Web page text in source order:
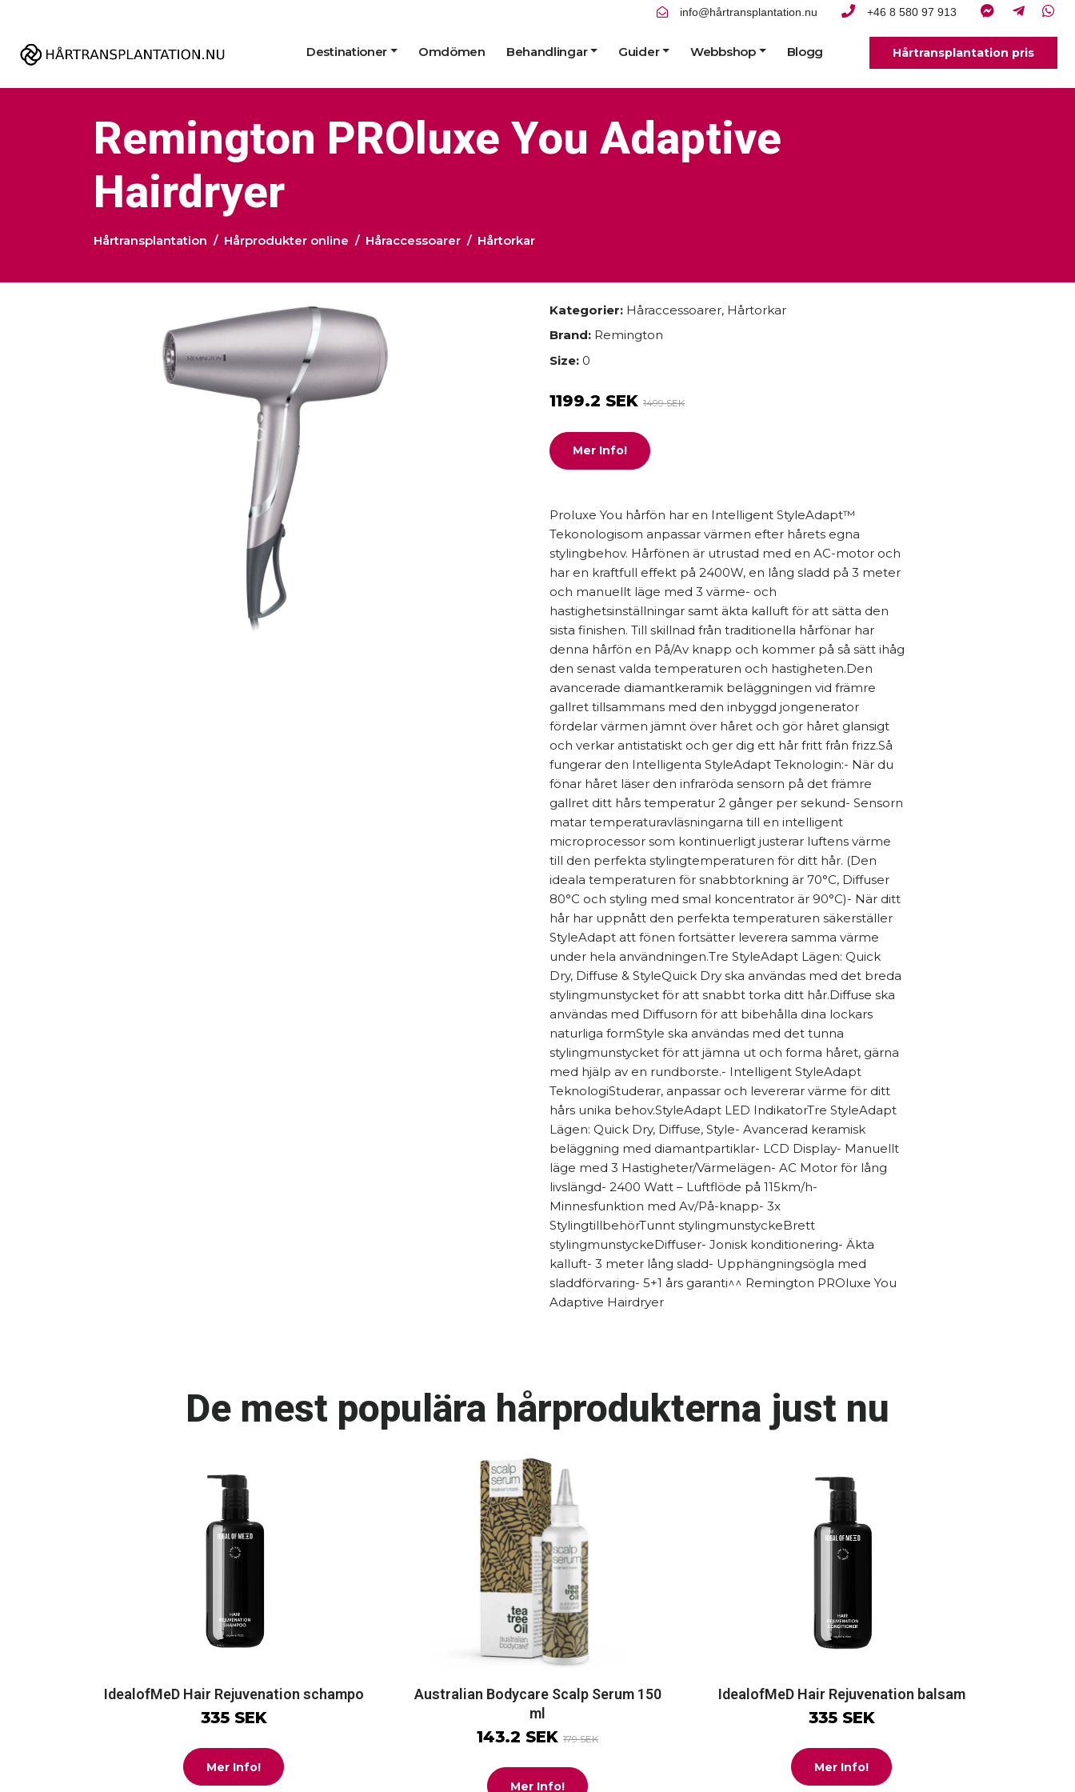
info@hårtransplantation.nu +46 8 580 97 913
Destinationer Omdömen Behandlingar Guider Webbshop Blogg Hårtransplantation pris
Remington PROluxe You Adaptive
Hairdryer
Hårtransplantation Hårprodukter online Håraccessoarer Hårtorkar
Kategorier: Håraccessoarer, Hårtorkar
Brand: Remington
Size: 0
1199.2 SEK 1499 SEK
Mer Info!
Proluxe You hårfön har en Intelligent StyleAdapt™
Tekonologisom anpassar värmen efter hårets egna
stylingbehov. Hårfönen är utrustad med en AC-motor och
har en kraftfull effekt på 2400W, en lång sladd på 3 meter
och manuellt läge med 3 värme- och
hastighetsinställningar samt äkta kalluft för att sätta den
sista finishen. Till skillnad från traditionella hårfönar har
denna hårfön en På/Av knapp och kommer på så sätt ihåg
den senast valda temperaturen och hastigheten.Den
avancerade diamantkeramik beläggningen vid främre
gallret tillsammans med den inbyggd jongenerator
fördelar värmen jämnt över håret och gör håret glansigt
och verkar antistatiskt och ger dig ett hår fritt från frizz.Så
fungerar den Intelligenta StyleAdapt Teknologin:- När du
fönar håret läser den infraröda sensorn på det främre
gallret ditt hårs temperatur 2 gånger per sekund- Sensorn
matar temperaturavläsningarna till en intelligent
microprocessor som kontinuerligt justerar luftens värme
till den perfekta stylingtemperaturen för ditt hår. (Den
ideala temperaturen för snabbtorkning är 70°C, Diffuser
80°C och styling med smal koncentrator är 90°C)- När ditt
hår har uppnått den perfekta temperaturen säkerställer
StyleAdapt att fönen fortsätter leverera samma värme
under hela användningen.Tre StyleAdapt Lägen: Quick
Dry, Diffuse & StyleQuick Dry ska användas med det breda
stylingmunstycket för att snabbt torka ditt hår.Diffuse ska
användas med Diffusorn för att bibehålla dina lockars
naturliga formStyle ska användas med det tunna
stylingmunstycket för att jämna ut och forma håret, gärna
med hjälp av en rundborste.- Intelligent StyleAdapt
TeknologiStuderar, anpassar och levererar värme för ditt
hårs unika behov.StyleAdapt LED IndikatorTre StyleAdapt
Lägen: Quick Dry, Diffuse, Style- Avancerad keramisk
beläggning med diamantpartiklar- LCD Display- Manuellt
läge med 3 Hastigheter/Värmelägen- AC Motor för lång
livslängd- 2400 Watt – Luftflöde på 115km/h-
Minnesfunktion med Av/På-knapp- 3x
StylingtillbehörTunnt stylingmunstyckeBrett
stylingmunstyckeDiffuser- Jonisk konditionering- Äkta
kalluft- 3 meter lång sladd- Upphängningsögla med
sladdförvaring- 5+1 års garanti^^ Remington PROluxe You
Adaptive Hairdryer
De mest populära hårprodukterna just nu
IdealofMeD Hair Rejuvenation schampo
335 SEK
Mer Info!
Australian Bodycare Scalp Serum 150
ml
143.2 SEK 179 SEK
Mer Info!
IdealofMeD Hair Rejuvenation balsam
335 SEK
Mer Info!